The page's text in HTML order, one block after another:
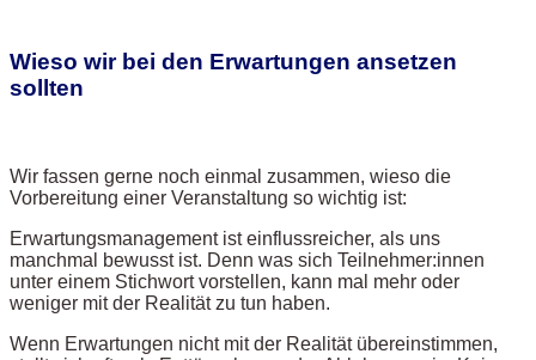
Wieso wir bei den Erwartungen ansetzen
sollten
Wir fassen gerne noch einmal zusammen, wieso die
Vorbereitung einer Veranstaltung so wichtig ist:
Erwartungsmanagement ist einflussreicher, als uns
manchmal bewusst ist. Denn was sich Teilnehmer:innen
unter einem Stichwort vorstellen, kann mal mehr oder
weniger mit der Realität zu tun haben.
Wenn Erwartungen nicht mit der Realität übereinstimmen,